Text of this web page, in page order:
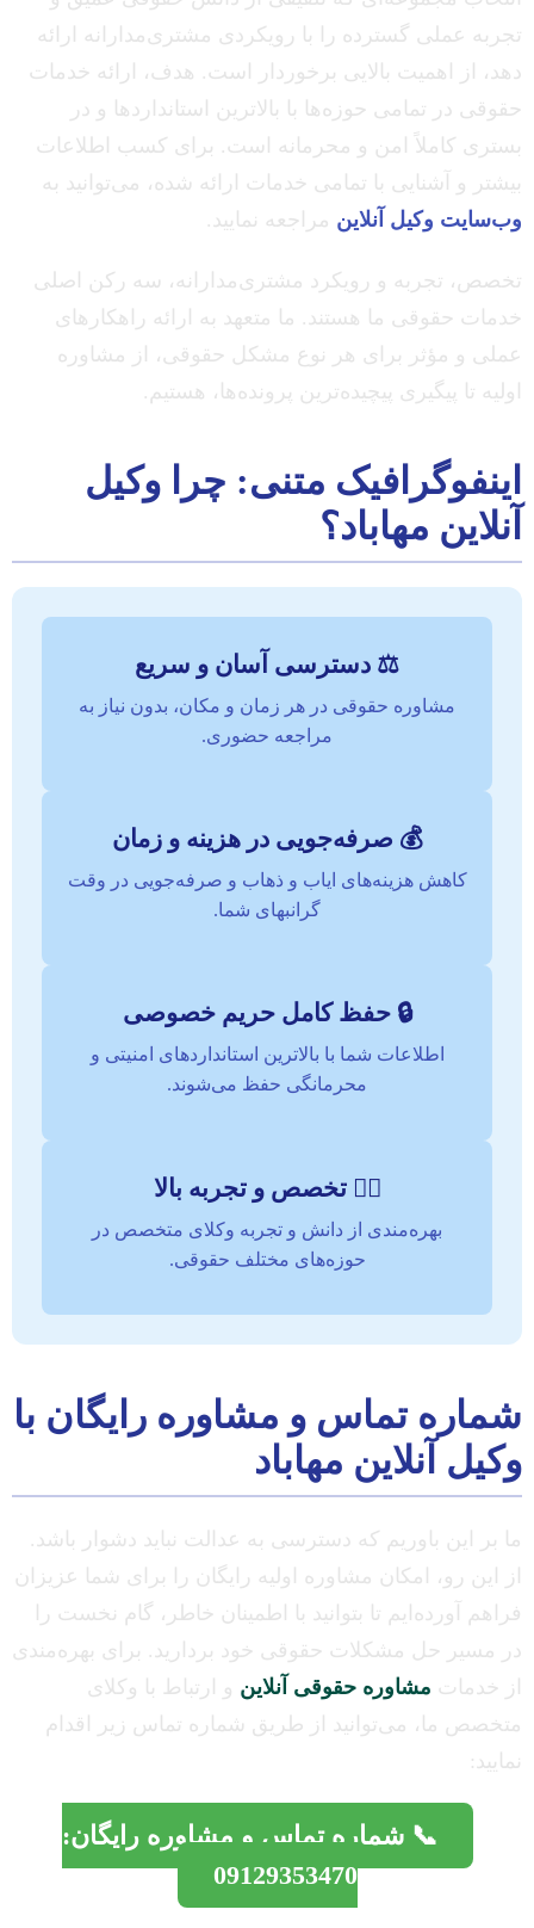
تجربه عملی گسترده را با رویکردی مشتری‌مدارانه ارائه
دهد، از اهمیت بالایی برخوردار است. هدف، ارائه خدمات
حقوقی در تمامی حوزه‌ها با بالاترین استانداردها و در
بستری کاملاً امن و محرمانه است. برای کسب اطلاعات
بیشتر و آشنایی با تمامی خدمات ارائه شده، می‌توانید به
وب‌سایت وکیل آنلاین مراجعه نمایید.
تخصص، تجربه و رویکرد مشتری‌مدارانه، سه رکن اصلی
خدمات حقوقی ما هستند. ما متعهد به ارائه راهکارهای
عملی و مؤثر برای هر نوع مشکل حقوقی، از مشاوره
اولیه تا پیگیری پیچیده‌ترین پرونده‌ها، هستیم.
اینفوگرافیک متنی: چرا وکیل
آنلاین مهاباد؟
⚖️ دسترسی آسان و سریع
مشاوره حقوقی در هر زمان و مکان، بدون نیاز به
مراجعه حضوری.
💰 صرفه‌جویی در هزینه و زمان
کاهش هزینه‌های ایاب و ذهاب و صرفه‌جویی در وقت
گرانبهای شما.
🔒 حفظ کامل حریم خصوصی
اطلاعات شما با بالاترین استانداردهای امنیتی و
محرمانگی حفظ می‌شوند.
👨‍⚖️ تخصص و تجربه بالا
بهره‌مندی از دانش و تجربه وکلای متخصص در
حوزه‌های مختلف حقوقی.
شماره تماس و مشاوره رایگان با
وکیل آنلاین مهاباد
ما بر این باوریم که دسترسی به عدالت نباید دشوار باشد.
از این رو، امکان مشاوره اولیه رایگان را برای شما عزیزان
فراهم آورده‌ایم تا بتوانید با اطمینان خاطر، گام نخست را
در مسیر حل مشکلات حقوقی خود بردارید. برای بهره‌مندی
از خدمات مشاوره حقوقی آنلاین و ارتباط با وکلای
متخصص ما، می‌توانید از طریق شماره تماس زیر اقدام
نمایید:
📞 شماره تماس و مشاوره رایگان:
09129353470